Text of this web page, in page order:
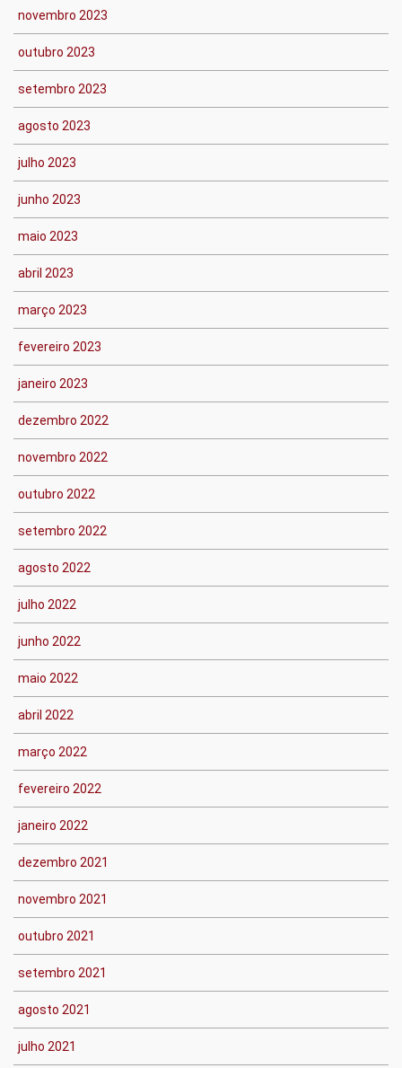
novembro 2023
outubro 2023
setembro 2023
agosto 2023
julho 2023
junho 2023
maio 2023
abril 2023
março 2023
fevereiro 2023
janeiro 2023
dezembro 2022
novembro 2022
outubro 2022
setembro 2022
agosto 2022
julho 2022
junho 2022
maio 2022
abril 2022
março 2022
fevereiro 2022
janeiro 2022
dezembro 2021
novembro 2021
outubro 2021
setembro 2021
agosto 2021
julho 2021